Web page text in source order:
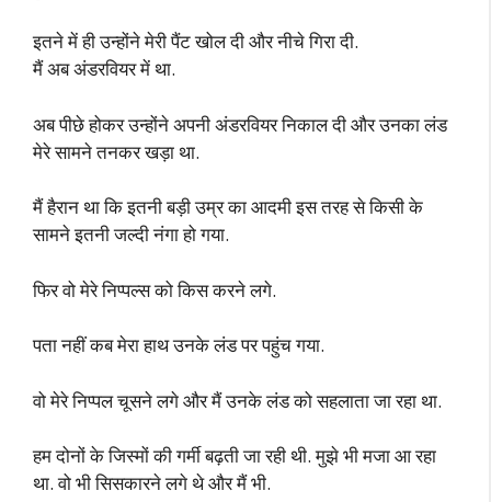
इतने में ही उन्होंने मेरी पैंट खोल दी और नीचे गिरा दी.
मैं अब अंडरवियर में था.
अब पीछे होकर उन्होंने अपनी अंडरवियर निकाल दी और उनका लंड
मेरे सामने तनकर खड़ा था.
मैं हैरान था कि इतनी बड़ी उम्र का आदमी इस तरह से किसी के
सामने इतनी जल्दी नंगा हो गया.
फिर वो मेरे निप्पल्स को किस करने लगे.
पता नहीं कब मेरा हाथ उनके लंड पर पहुंच गया.
वो मेरे निप्पल चूसने लगे और मैं उनके लंड को सहलाता जा रहा था.
हम दोनों के जिस्मों की गर्मी बढ़ती जा रही थी. मुझे भी मजा आ रहा
था. वो भी सिसकारने लगे थे और मैं भी.